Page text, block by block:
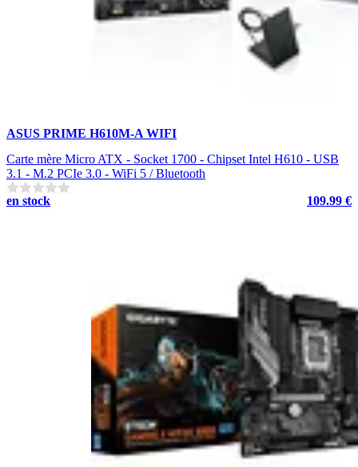
ASUS PRIME H610M-A WIFI
Carte mère Micro ATX - Socket 1700 - Chipset Intel H610 - USB
3.1 - M.2 PCIe 3.0 - WiFi 5 / Bluetooth
en stock
109.99 €